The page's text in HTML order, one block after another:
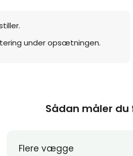
under opsætningen.
Sådan måler
Flere vægge